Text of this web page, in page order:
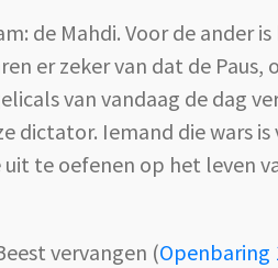
de Mahdi. Voor de ander
er zeker van dat de Paus,
van vandaag de dag
Iemand die wars is
te oefenen op het leven
vervangen (Openbaring